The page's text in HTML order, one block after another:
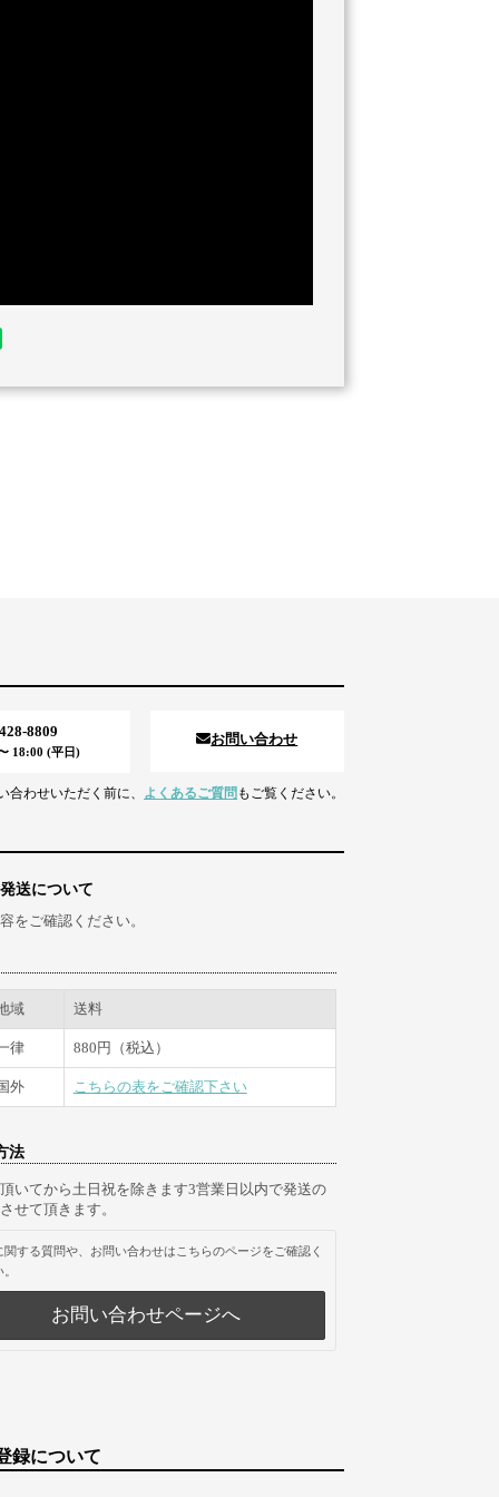
8809
18:00 (平日)
お問い合わせ
合わせいただく前に、 よくあるご質問 もご覧ください。
送について
をご確認ください。
域 送料
律 880円（税込）
外 こちらの表をご確認下さい
法
いてから土日祝を除きます3営業日以内で発送の
せて頂きます。
関する質問や、お問い合わせはこちらのページをご確認く
お問い合わせページへ
録について